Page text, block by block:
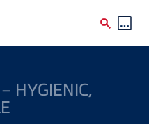
HYGIENIC,